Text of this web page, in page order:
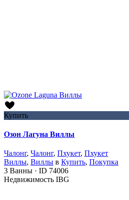
Купить
Озон Лагуна Виллы
Чалонг, Чалонг, Пхукет, Пхукет
Виллы, Виллы в Купить, Покупка
3 Ванны · ID 74006
Недвижимость IBG